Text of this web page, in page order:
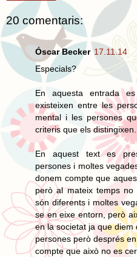
20 comentaris:
Óscar Becker 17.11.14
Especials?
En aquesta entrada
existeixen entre les
mental i les persones
criteris que els distingixen.
En aquest text es
persones i moltes
donem compte que
però al mateix temps
són diferents i moltes
se en eixe entorn, però
en la societat ja que
persones però després
compte que això no es